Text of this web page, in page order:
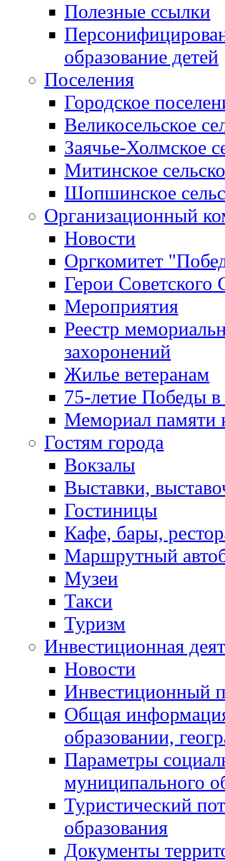
Полезные ссылки
образование детей
Поселения
Городское
Великосельское
Заячье-Холмское
Митинское
Шопшинское
Организационный
Новости
Оргкомитет
Герои Советского
Мероприятия
Реестр
захоронений
Жилье ветеранам
75-летие Победы
Мемориал памяти
Гостям города
Вокзалы
Выставки,
Гостиницы
Кафе, бары,
Маршрутный
Музеи
Такси
Туризм
Инвестиционная
Новости
Инвестиционный
Общая
образовании,
Параметры
муниципального
Туристический
образования
Документы